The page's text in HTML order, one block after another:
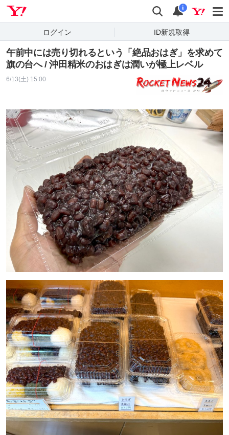
検索 通知
i
ログイン ID新規取得
午前中には売り切れるという「絶品おはぎ」を求めて
旗の台へ / 沖田精米のおはぎは潤いが極上レベル
6/13(土) 15:00